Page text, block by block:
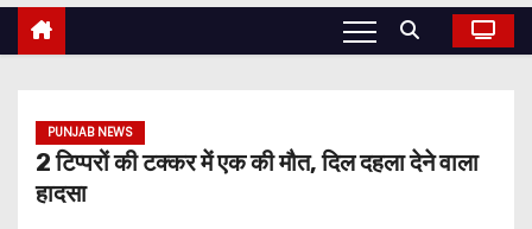
PUNJAB NEWS
2 टिप्परों की टक्कर में एक की मौत, दिल दहला देने वाला
हादसा